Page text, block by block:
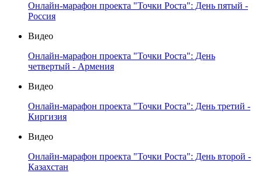
Онлайн-марафон проекта "Точки Роста": День пятый -
Россия
Видео
Онлайн-марафон проекта "Точки Роста": День
четвертый - Армения
Видео
Онлайн-марафон проекта "Точки Роста": День третий -
Киргизия
Видео
Онлайн-марафон проекта "Точки Роста": День второй -
Казахстан